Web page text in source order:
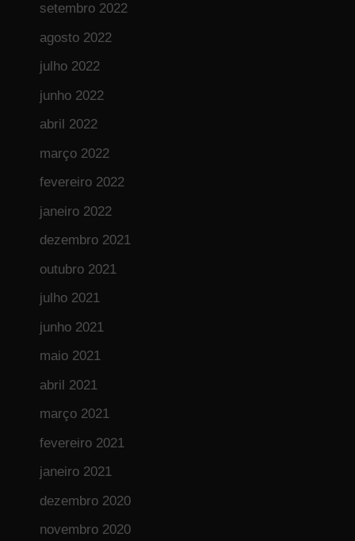
setembro 2022
agosto 2022
julho 2022
junho 2022
abril 2022
março 2022
fevereiro 2022
janeiro 2022
dezembro 2021
outubro 2021
julho 2021
junho 2021
maio 2021
abril 2021
março 2021
fevereiro 2021
janeiro 2021
dezembro 2020
novembro 2020